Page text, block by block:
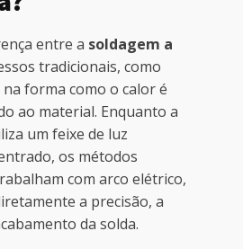
entre a soldagem a
tradicionais, como
na forma como o calor é
ao material. Enquanto a
um feixe de luz
os métodos
com arco elétrico,
a precisão, a
da solda.